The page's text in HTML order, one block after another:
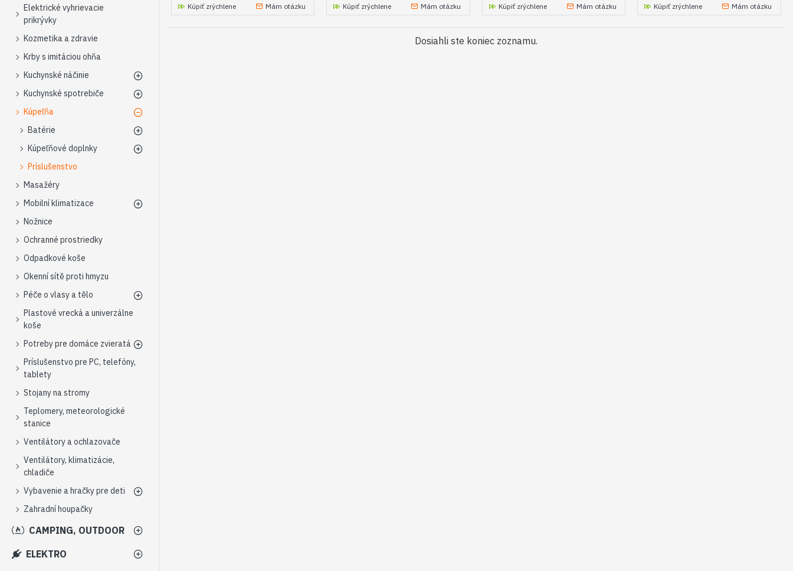
Elektrické vyhrievacie
prikrývky
Kozmetika a zdravie
Krby s imitáciou ohňa
Kuchynské náčinie
Kuchynské spotrebiče
Kúpeľňa
Batérie
Kúpeľňové doplnky
Príslušenstvo
Masažéry
Mobilní klimatizace
Nožnice
Ochranné prostriedky
Odpadkové koše
Okenní sítě proti hmyzu
Péče o vlasy a tělo
Plastové vrecká a univerzálne
koše
Potreby pre domáce zvieratá
Príslušenstvo pre PC, telefóny,
tablety
Stojany na stromy
Teplomery, meteorologické
stanice
Ventilátory a ochlazovače
Ventilátory, klimatizácie,
chladiče
Vybavenie a hračky pre deti
Zahradní houpačky
CAMPING, OUTDOOR
ELEKTRO
Kúpiť zrýchlene Mám otázku
Kúpiť zrýchlene
Mám otázku
Kúpiť zrýchlene
Mám otázku Kúpiť zrýchlene Mám otázku
Dosiahli ste koniec zoznamu.